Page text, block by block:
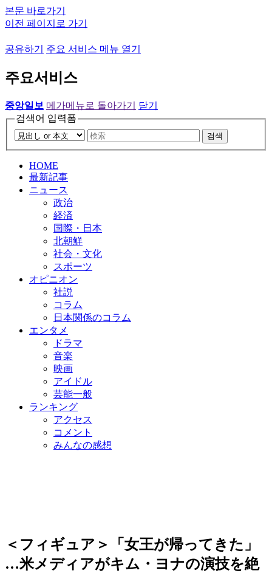
본문 바로가기
이전 페이지로 가기
공유하기 주요 서비스 메뉴 열기
주요서비스
중앙일보 메가메뉴로 돌아가기
닫기
검색어 입력폼
검색
HOME
最新記事
ニュース
政治
経済
国際・日本
北朝鮮
社会・文化
スポーツ
オピニオン
社説
コラム
日本関係のコラム
エンタメ
ドラマ
音楽
映画
アイドル
芸能一般
ランキング
アクセス
コメント
みんなの感想
＜フィギュア＞「女王が帰ってきた」
…米メディアがキム・ヨナの演技を絶